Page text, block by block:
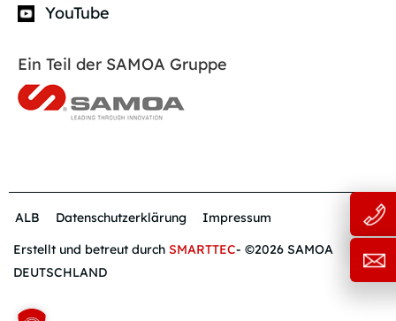
YouTube
Ein Teil der SAMOA Gruppe
ALB Datenschutzerklärung
Impressum
Erstellt und betreut durch SMARTTEC- ©2026 SAMOA
DEUTSCHLAND